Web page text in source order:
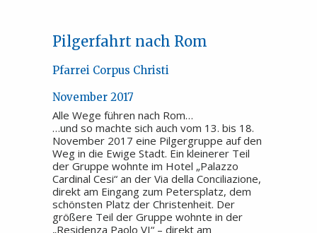
Pilgerfahrt nach Rom
Pfarrei Corpus Christi
November 2017
Alle Wege führen nach Rom…
…und so machte sich auch vom 13. bis 18.
November 2017 eine Pilgergruppe auf den
Weg in die Ewige Stadt. Ein kleinerer Teil
der Gruppe wohnte im Hotel „Palazzo
Cardinal Cesi“ an der Via della Conciliazione,
direkt am Eingang zum Petersplatz, dem
schönsten Platz der Christenheit. Der
größere Teil der Gruppe wohnte in der
„Residenza Paolo VI“ – direkt am